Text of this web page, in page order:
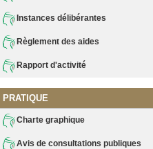
Instances délibérantes
Règlement des aides
Rapport d'activité
PRATIQUE
Charte graphique
Avis de consultations publiques